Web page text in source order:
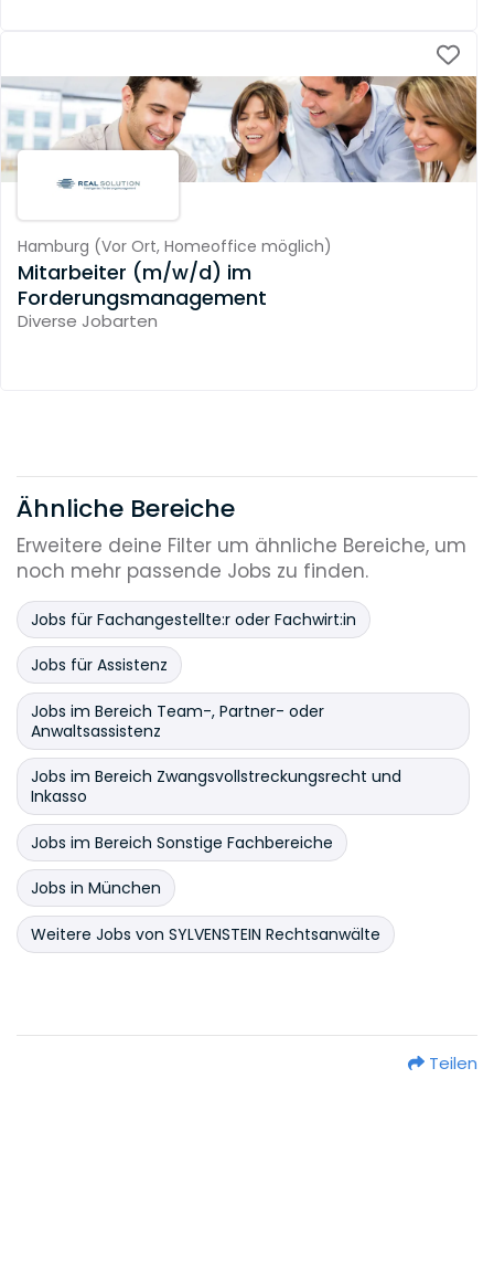
Hamburg (Vor Ort, Homeoffice möglich)
Mitarbeiter (m/w/d) im
Forderungsmanagement
Diverse Jobarten
Ähnliche Bereiche
Erweitere deine Filter um ähnliche Bereiche, um
noch mehr passende Jobs zu finden.
Jobs für Fachangestellte:r oder Fachwirt:in
Jobs für Assistenz
Jobs im Bereich Team-, Partner- oder
Anwaltsassistenz
Jobs im Bereich Zwangsvollstreckungsrecht und
Inkasso
Jobs im Bereich Sonstige Fachbereiche
Jobs in München
Weitere Jobs von SYLVENSTEIN Rechtsanwälte
Teilen